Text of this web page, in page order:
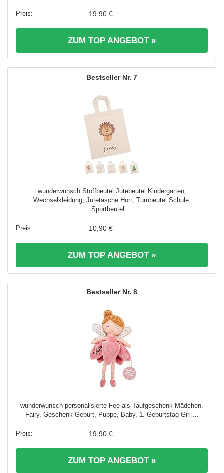
19,90 €
ZUM TOP ANGEBOT »
7
wunderwunsch Stoffbeutel Jutebeutel Kindergarten,
Wechselkleidung, Jutetasche Hort, Turnbeutel Schule,
Sportbeutel ...
10,90 €
ZUM TOP ANGEBOT »
8
wunderwunsch personalisierte Fee als Taufgeschenk Mädchen,
Fairy, Geschenk Geburt, Puppe, Baby, 1. Geburtstag Girl ...
19,90 €
ZUM TOP ANGEBOT »